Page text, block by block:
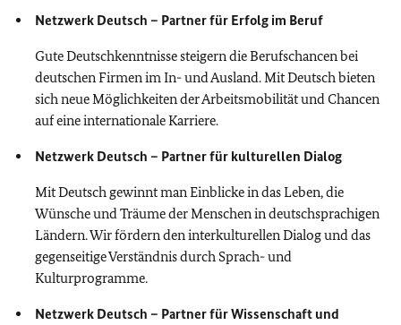
Netzwerk Deutsch – Partner für Erfolg im Beruf
Gute Deutschkenntnisse steigern die Berufschancen bei
deutschen Firmen im In- und Ausland. Mit Deutsch bieten
sich neue Möglichkeiten der Arbeitsmobilität und Chancen
auf eine internationale Karriere.
Netzwerk Deutsch – Partner für kulturellen Dialog
Mit Deutsch gewinnt man Einblicke in das Leben, die
Wünsche und Träume der Menschen in deutschsprachigen
Ländern. Wir fördern den interkulturellen Dialog und das
gegenseitige Verständnis durch Sprach- und
Kulturprogramme.
Netzwerk Deutsch – Partner für Wissenschaft und